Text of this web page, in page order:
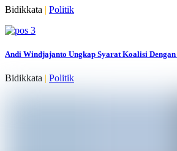
Bidikkata | Politik
Andi Windjajanto Ungkap Syarat Koalisi
Bidikkata | Politik